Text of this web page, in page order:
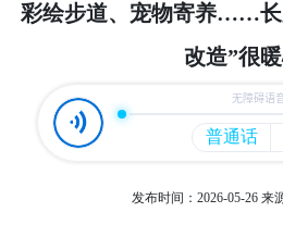
彩绘步道、宠物寄养……长
改造”很
发布时间：2026-05-26 来